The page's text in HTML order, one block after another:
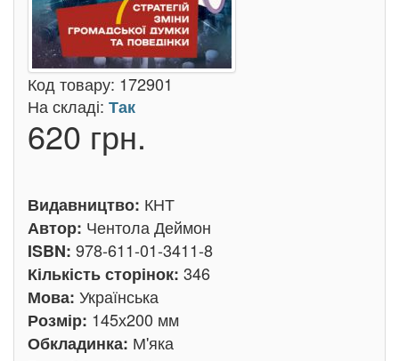
Код товару: 172901
На складі: Так
620 грн.
Видавництво: КНТ
Автор: Чентола Деймон
ISBN: 978-611-01-3411-8
Кількість сторінок: 346
Мова: Українська
Розмір: 145х200 мм
Обкладинка: М'яка